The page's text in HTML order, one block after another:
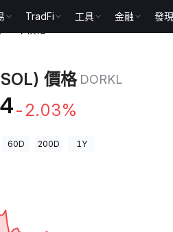
TradFi 工具 金融 發現
價格 DORKL
-2.03%
60D 200D 1Y